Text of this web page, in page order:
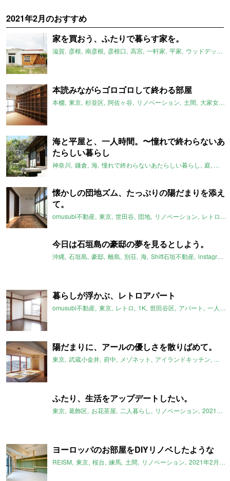
2021年2月のおすすめ
家を買おう、ふたりで暮らす家を。
滋賀 彦根 南彦根 彦根口 高宮 一軒家 平家 ウッドデッキ
本読みながらゴロゴロして終わる部屋
本棚 東京 杉並区 阿佐ヶ谷 リノベーション 土間 大家女子
海と平屋と、一人時間。〜憧れで終わらないあ
たらしい暮らし
神奈川 鎌倉 海 憧れで終わらないあたらしい暮らし 庭 古民
懐かしの団地ズム、たっぷりの陽だまりを添え
て。
omusubi不動産 東京 世田谷 団地 リノベーション レトロ
今日は石垣島の豪邸の夢を見るとしよう。
沖縄 石垣島 豪邸 離島 別荘 海 Shift石垣不動産 instagram
暮らしが浮かぶ、レトロアパート
omusubi不動産 東京 レトロ 1K 世田谷区 アパート 一人暮らし
陽だまりに、アールの優しさを散りばめて。
東京 武蔵小金井 府中 メゾネット アイランドキッチン スケ
ふたり、生活をアップデートしたい。
東京 葛飾区 お花茶屋 二人暮らし リノベーション 2021年2月のおすすめ
ヨーロッパのお部屋をDIYリノベしたような
REISM 東京 桜台 練馬 土間 リノベーション 2021年2月のおすすめ